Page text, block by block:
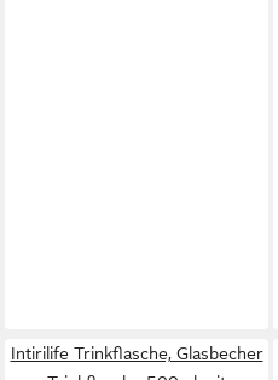
Intirilife Trinkflasche, Glasbecher